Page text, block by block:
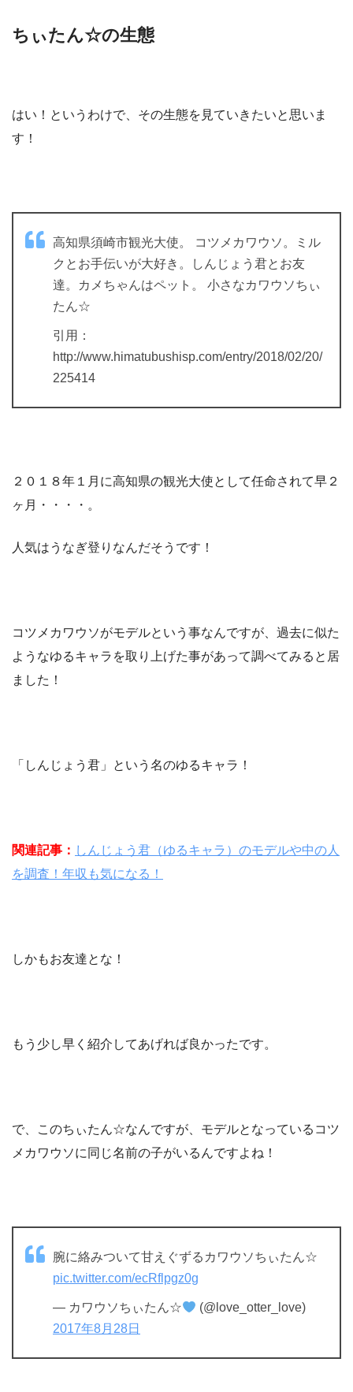
ちぃたん☆の生態
はい！というわけで、その生態を見ていきたいと思いま
す！
高知県須崎市観光大使。 コツメカワウソ。ミル
クとお手伝いが大好き。しんじょう君とお友
達。カメちゃんはペット。 小さなカワウソちぃ
たん☆
引用：
http://www.himatubushisp.com/entry/2018/02/20/
225414
２０１８年１月に高知県の観光大使として任命されて早２
ヶ月・・・・。
人気はうなぎ登りなんだそうです！
コツメカワウソがモデルという事なんですが、過去に似た
ようなゆるキャラを取り上げた事があって調べてみると居
ました！
「しんじょう君」という名のゆるキャラ！
関連記事： しんじょう君（ゆるキャラ）のモデルや中の人
を調査！年収も気になる！
しかもお友達とな！
もう少し早く紹介してあげれば良かったです。
で、このちぃたん☆なんですが、モデルとなっているコツ
メカワウソに同じ名前の子がいるんですよね！
腕に絡みついて甘えぐずるカワウソちぃたん☆
pic.twitter.com/ecRflpgz0g
— カワウソちぃたん☆
(@love_otter_love)
2017年8月28日